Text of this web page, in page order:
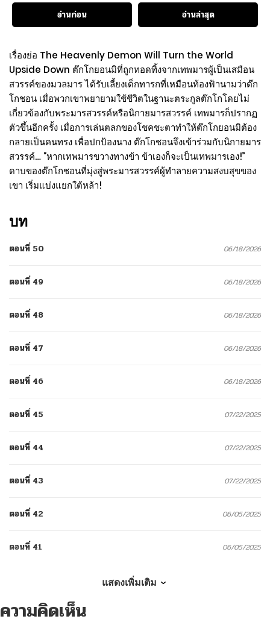
อ่านก่อน
อ่านล่าสุด
เรื่องย่อ The Heavenly Demon Will Turn the World
Upside Down ต๊กโกยอนมิที่ถูกทอดทิ้งจากเทพมารผู้เป็นเสมือน
สวรรค์ของมวลมาร ได้รับเลี้ยงเด็กทารกที่เหมือนท้องฟ้านามว่าต๊ก
โกชอน เมื่อพวกเขาพยายามใช้ชีวิตในฐานะตระกูลต๊กโกโดยไม่
เกี่ยวข้องกับพระมารสวรรค์หรือนิกายมารสวรรค์ เทพมารก็ปรากฏ
ตัวขึ้นอีกครั้ง เมื่อการเล่นตลกของโชคชะตาทำให้ต๊กโกยอนมิต้อง
กลายเป็นคนทรง เพื่อปกป้องนาง ต๊กโกชอนจึงเข้าร่วมกับนิกายมาร
สวรรค์… “หากเทพมารขวางทางข้า ข้าเองก็จะเป็นเทพมารเอง!”
ดาบของต๊กโกชอนที่มุ่งสู่พระมารสวรรค์ผู้ทำลายความสงบสุขของ
เขา เริ่มแบ่งแยกใต้หล้า!
บท
ตอนที่ 50 06/18/2026
ตอนที่ 49 06/18/2026
ตอนที่ 48 06/18/2026
ตอนที่ 47 06/18/2026
ตอนที่ 46 06/18/2026
ตอนที่ 45 07/22/2025
ตอนที่ 44 07/22/2025
ตอนที่ 43 07/22/2025
ตอนที่ 42 06/05/2025
ตอนที่ 41 06/05/2025
ตอนที่ 39
แสดงเพิ่มเติม
ความคิดเห็น